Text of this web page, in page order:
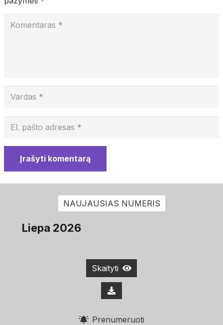
Įrašyti komentarą
NAUJAUSIAS NUMERIS
Liepa 2026
Skaityti
Prenumeruoti